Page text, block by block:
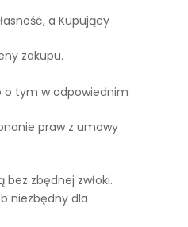
a Kupujący
zakupu.
o tym w odpowiednim
praw z umowy
zbędnej zwłoki.
niezbędny dla